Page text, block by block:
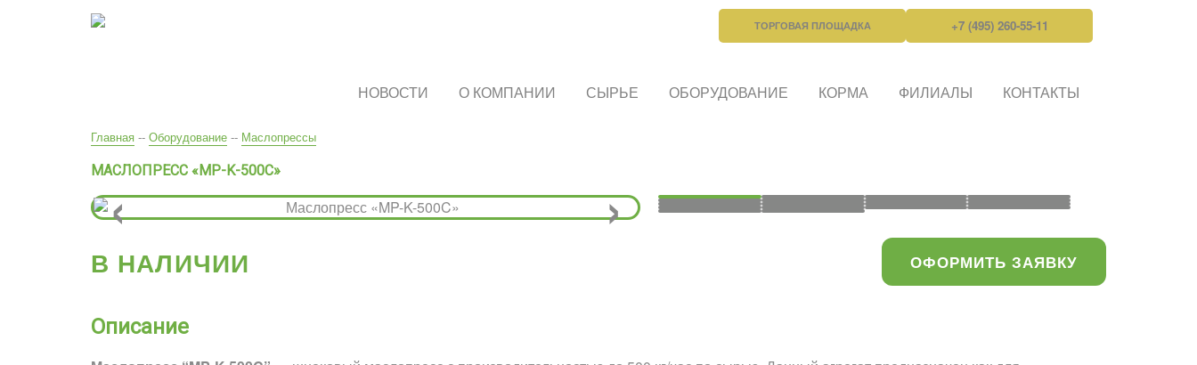
ТОРГОВАЯ ПЛОЩАДКА +7 (495) 260-55-11
НОВОСТИ О КОМПАНИИ СЫРЬЕ ОБОРУДОВАНИЕ КОРМА ФИЛИАЛЫ КОНТАКТЫ
Вы
здесь
Главная -- Оборудование -- Маслопрессы
МАСЛОПРЕСС «MP-K-500C»
‹ ›
В НАЛИЧИИ ОФОРМИТЬ ЗАЯВКУ
Описание